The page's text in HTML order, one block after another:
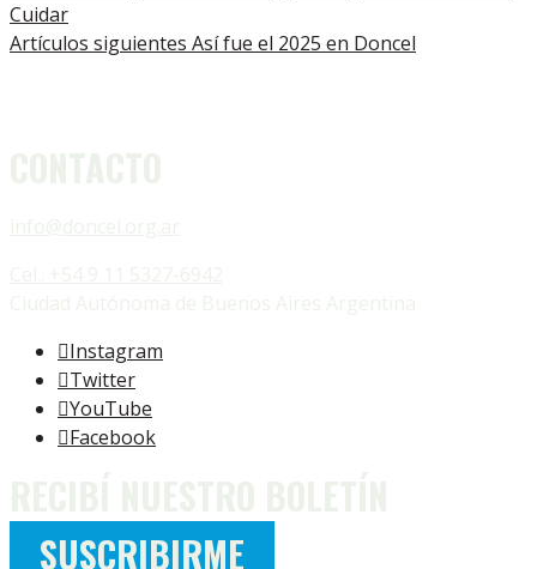
Cuidar
Artículos siguientes Así fue el 2025 en Doncel
Instagram
Twitter
YouTube
Facebook
SUSCRIBIRME